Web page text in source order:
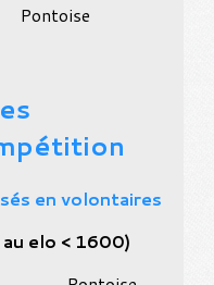
en volontaires
elo < 1600)